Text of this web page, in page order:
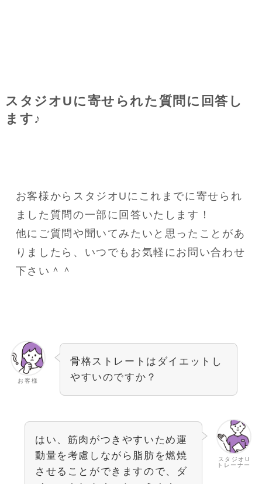
スタジオUに寄せられた質問に回答し
ます♪
お客様からスタジオUにこれまでに寄せられ
ました質問の一部に回答いたします！
他にご質問や聞いてみたいと思ったことがあ
りましたら、いつでもお気軽にお問い合わせ
下さい＾＾
お客様
骨格ストレートはダイエットし
やすいのですか？
スタジオU
トレーナー
はい、筋肉がつきやすいため運
動量を考慮しながら脂肪を燃焼
させることができますので、ダ